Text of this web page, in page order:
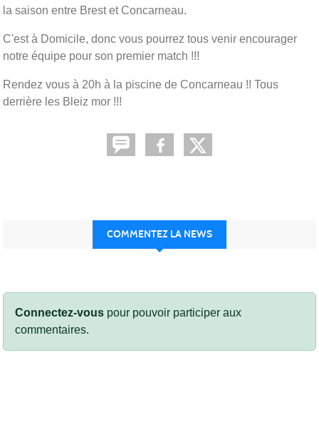
la saison entre Brest et Concarneau.
C'est à Domicile, donc vous pourrez tous venir encourager
notre équipe pour son premier match !!!
Rendez vous à 20h à la piscine de Concarneau !! Tous
derrière les Bleiz mor !!!
COMMENTEZ LA NEWS
Connectez-vous pour pouvoir participer aux
commentaires.